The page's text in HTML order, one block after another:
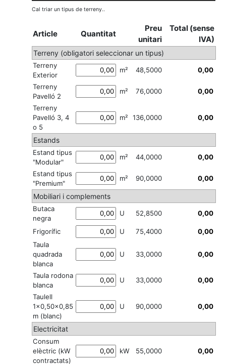
Cal triar un tipus de terreny..
Article Quantitat
Preu
unitari
Total (sense
IVA)
Terreny (obligatori seleccionar un tipus)
Terreny
Exterior
m² 48,5000
Terreny
Pavelló 2
m² 76,0000
Terreny
Pavelló 3, 4
o 5
m² 136,0000
Estands
Estand tipus
"Modular"
m² 44,0000
Estand tipus
"Premium"
m² 90,0000
Mobiliari i complements
Butaca
negra
U 52,8500
Frigorífic U
75,4000
Taula
quadrada
blanca
U 33,0000
Taula rodona
blanca
U 33,0000
Taulell
1×0,50×0,85
m (blanc)
U 90,0000
Electricitat
Consum
elèctric (kW
contractats)
kW 55,0000